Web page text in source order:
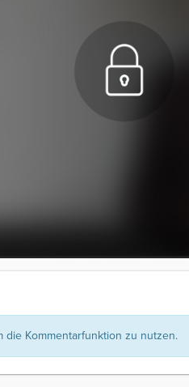
die Kommentarfunktion zu nutzen.